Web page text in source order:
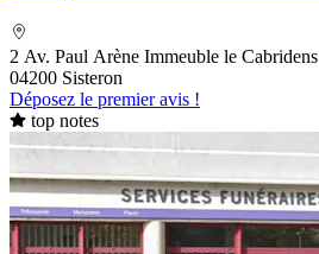
2 Av. Paul Arène Immeuble le Cabridens
04200 Sisteron
Déposez le premier avis !
top notes